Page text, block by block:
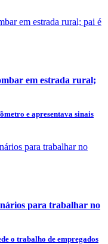
em estrada rural;
e apresentava sinais
para trabalhar no
o trabalho de empregados